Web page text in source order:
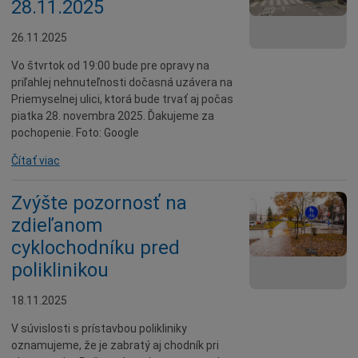
28.11.2025
26.11.2025
Vo štvrtok od 19:00 bude pre opravy na
priľahlej nehnuteľnosti dočasná uzávera na
Priemyselnej ulici, ktorá bude trvať aj počas
piatka 28. novembra 2025. Ďakujeme za
pochopenie. Foto: Google
Čítať viac
Zvýšte pozornosť na
zdieľanom
cyklochodníku pred
poliklinikou
18.11.2025
V súvislosti s prístavbou polikliniky
oznamujeme, že je zabratý aj chodník pri